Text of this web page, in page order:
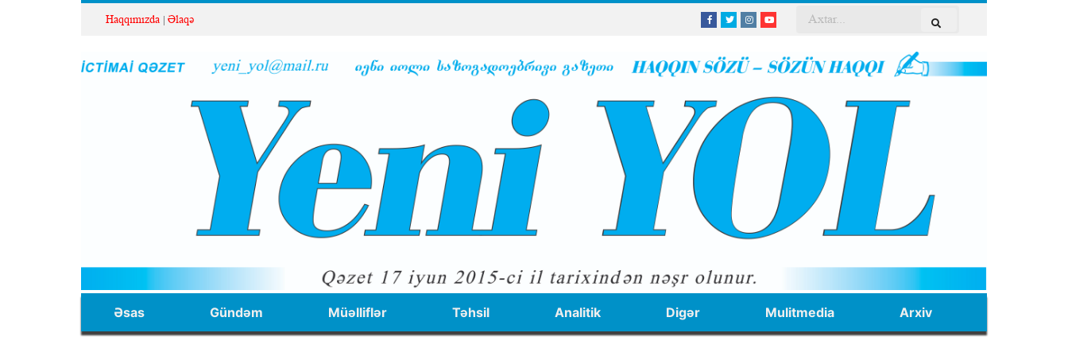
Haqqımızda Əlaqə
Əsas Gündəm Müəlliflər Təhsil Analitik Digər Mulitmedia Arxiv